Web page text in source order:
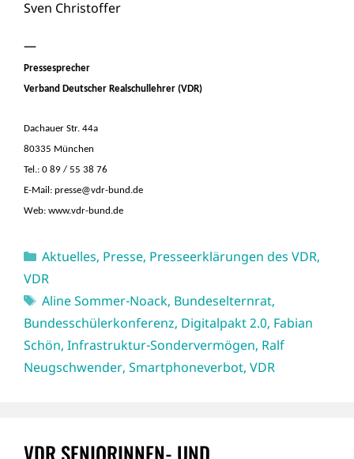
Sven Christoffer
—
Pressesprecher
Verband Deutscher Realschullehrer (VDR)
Dachauer Str. 44a
80335 München
Tel.: 0 89 / 55 38 76
E-Mail: presse@vdr-bund.de
Web: www.vdr-bund.de
Kategorien
Aktuelles, Presse, Presseerklärungen des VDR,
VDR
Schlagwörter
Aline Sommer-Noack, Bundeselternrat,
Bundesschülerkonferenz, Digitalpakt 2.0, Fabian
Schön, Infrastruktur-Sondervermögen, Ralf
Neugschwender, Smartphoneverbot, VDR
VDR SENIORINNEN- UND